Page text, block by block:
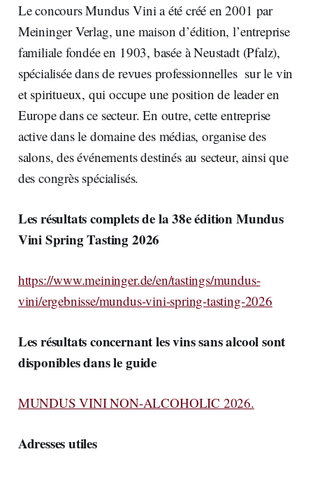
Le concours Mundus Vini a été créé en 2001 par
Meininger Verlag, une maison d’édition, l’entreprise
familiale fondée en 1903, basée à Neustadt (Pfalz),
spécialisée dans de revues professionnelles sur le vin
et spiritueux, qui occupe une position de leader en
Europe dans ce secteur. En outre, cette entreprise
active dans le domaine des médias, organise des
salons, des événements destinés au secteur, ainsi que
des congrès spécialisés.
Les résultats complets de la 38e édition Mundus
Vini Spring Tasting 2026
https://www.meininger.de/en/tastings/mundus-
vini/ergebnisse/mundus-vini-spring-tasting-2026
Les résultats concernant les vins sans alcool sont
disponibles dans le guide
MUNDUS VINI NON-ALCOHOLIC 2026.
Adresses utiles